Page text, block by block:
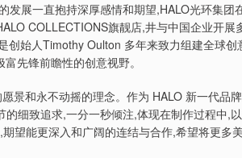
展一直抱持深厚感情和期望,HALO光环集团
COLLECTIONS旗靓店,井与中国企业开展
始人Timothy Oulton 多年来致力组建全球创
先锋前瞻性的创意视野。
景和永不动摇的理念。作为 HALO 新一代品
细致追求,一分一秒倾注,体现在制作过程中,
望能更深入和广阔的连结与合作,希望将更多美